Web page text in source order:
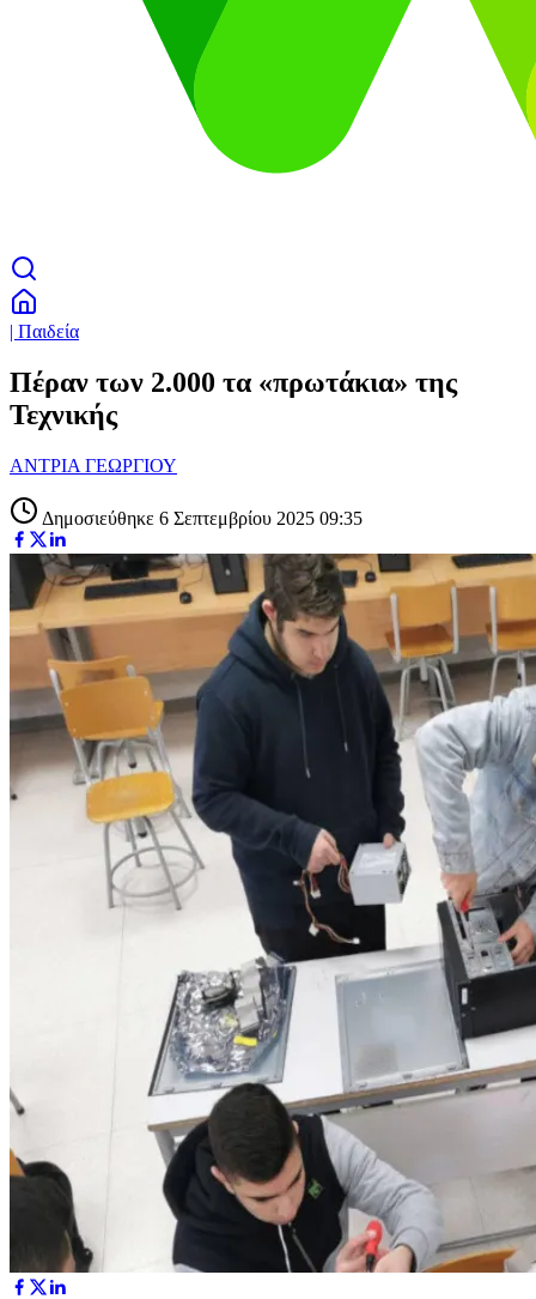
| Παιδεία
Πέραν των 2.000 τα «πρωτάκια» της
Τεχνικής
ΑΝΤΡΙΑ ΓΕΩΡΓΙΟΥ
Δημοσιεύθηκε 6 Σεπτεμβρίου 2025 09:35